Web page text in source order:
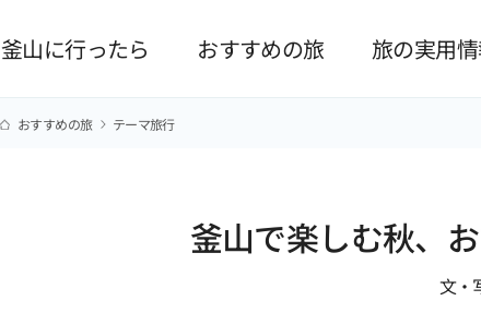
釜山に行ったら おすすめの旅 旅の実用
おすすめの旅 テーマ旅行
釜山で楽しむ秋、
文・